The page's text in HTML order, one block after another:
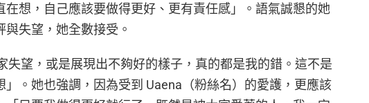
在想，自己應該要做得更好、更有責任感」。語氣誠懇的她
失望，她全數接受。
失望，或是展現出不夠好的樣子，真的都是我的錯。這不是
」。她也強調，因為受到 Uaena（粉絲名）的愛護，更應該